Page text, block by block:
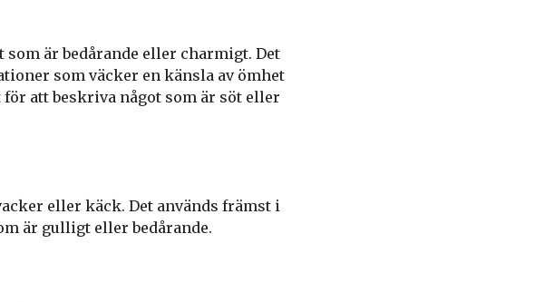
är bedårande eller charmigt. Det
som väcker en känsla av ömhet
att beskriva något som är söt eller
eller käck. Det används främst i
är gulligt eller bedårande.